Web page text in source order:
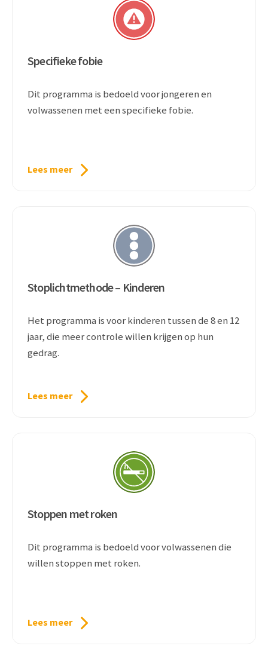
Specifieke fobie
Dit programma is bedoeld voor jongeren en
volwassenen met een specifieke fobie.
Lees meer
Stoplichtmethode – Kinderen
Het programma is voor kinderen tussen de 8 en 12
jaar, die meer controle willen krijgen op hun
gedrag.
Lees meer
Stoppen met roken
Dit programma is bedoeld voor volwassenen die
willen stoppen met roken.
Lees meer